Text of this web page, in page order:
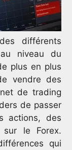
différents
niveau du
plus en plus
vendre des
de trading
de passer
actions, des
le Forex.
qui